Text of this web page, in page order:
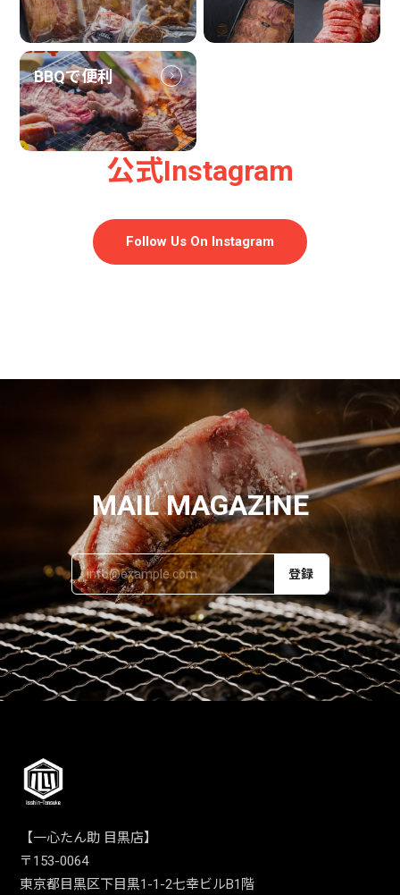
BBQで便利
公式Instagram
Follow Us On Instagram
MAIL MAGAZINE
登録
【一心たん助 目黒店】
〒153-0064
東京都目黒区下目黒1-1-2七幸ビルB1階